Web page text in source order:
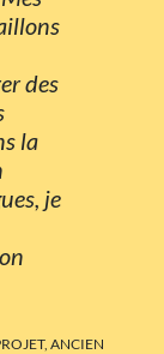
des
la
je
ANCIEN